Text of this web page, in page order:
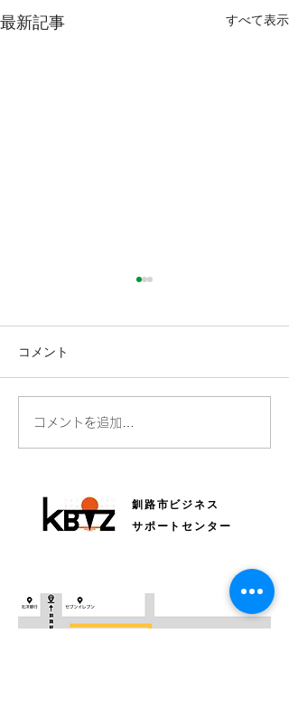
最新記事 すべて表示
全国Bizネットワークにつ
いて毎日新聞に掲載され
コメント
コメントを追加…
釧路市ビジネス
サポートセンター